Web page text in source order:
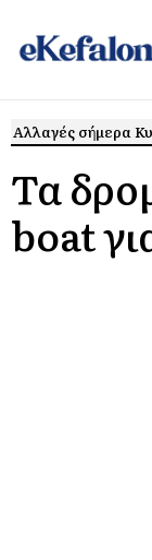
Αλλαγές σήμερα
Τα
boat